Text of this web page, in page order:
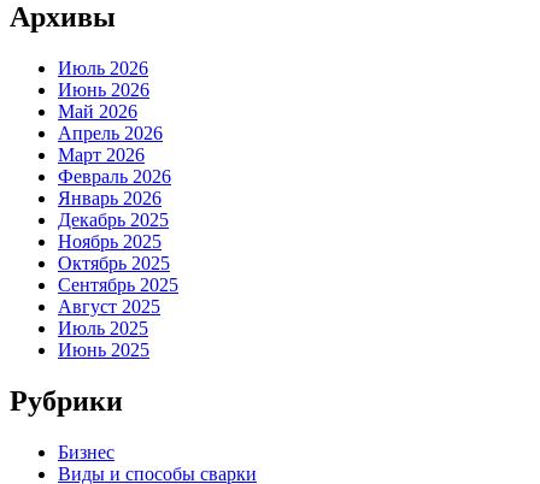
Архивы
Июль 2026
Июнь 2026
Май 2026
Апрель 2026
Март 2026
Февраль 2026
Январь 2026
Декабрь 2025
Ноябрь 2025
Октябрь 2025
Сентябрь 2025
Август 2025
Июль 2025
Июнь 2025
Рубрики
Бизнес
Виды и способы сварки